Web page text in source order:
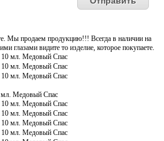
Мы продаем продукцию!!! Всегда в наличии на
глазами видите то изделие, которое покупаете.
мл. Медовый Спас